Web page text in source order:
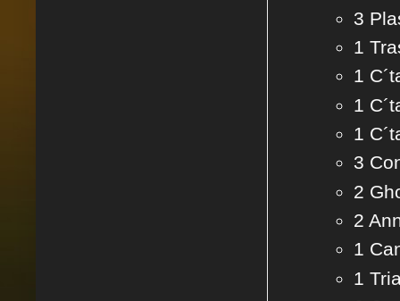
3
1
1
1
1
3
2
2
1
1